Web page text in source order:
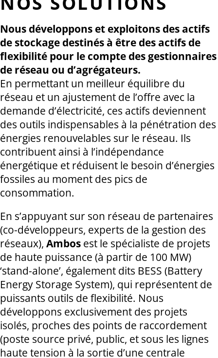
Nous développons et exploitons des actifs
de stockage destinés à être des actifs de
flexibilité pour le compte des gestionnaires
de réseau ou d’agrégateurs.
En permettant un meilleur équilibre du
réseau et un ajustement de l’offre avec la
demande d’électricité, ces actifs deviennent
des outils indispensables à la pénétration des
énergies renouvelables sur le réseau. Ils
contribuent ainsi à l’indépendance
énergétique et réduisent le besoin d’énergies
fossiles au moment des pics de
consommation.
En s’appuyant sur son réseau de partenaires
(co-développeurs, experts de la gestion des
réseaux), Ambos est le spécialiste de projets
de haute puissance (à partir de 100 MW)
‘stand-alone’, également dits BESS (Battery
Energy Storage System), qui représentent de
puissants outils de flexibilité. Nous
développons exclusivement des projets
isolés, proches des points de raccordement
(poste source privé, public, et sous les lignes
haute tension à la sortie d’une centrale